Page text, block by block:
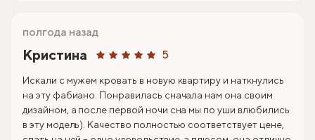
Кристина 5
полгода назад
Искали с мужем кровать в новую квартиру и наткнулись
на эту фабиано. Понравилась сначала нам она своим
дизайном, а после первой ночи сна мы по уши влюбились
в эту модель). Качество полностью соответствует цене,